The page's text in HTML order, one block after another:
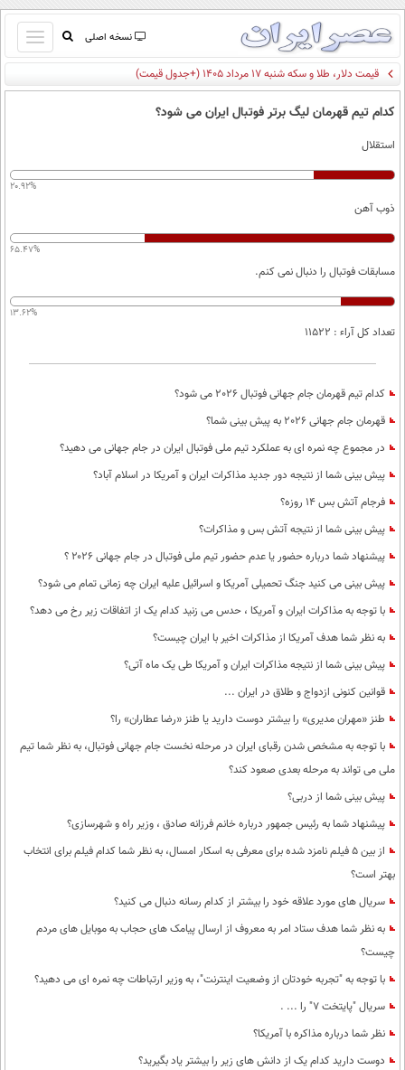
نسخه اصلی
باز
و
بسته
صفحه اول
تماس با ما
نظرسنجی
پیوند ها
سلامت
یک برش دانایی
سیاست خارجی
فرهنگ و هنر
علم و دانش
علمی
گوناگون
سرگرمی
مجله تصویری سلاح
فیلم
سیاست
فناوری
محیط زیست
فرهنگی
بین الملل
داستان کوتاه
روانشناسی
کدام تیم قهرمان لیگ برتر فوتبال ایران می شود؟
استقلال
20.92%
ذوب آهن
65.47%
مسابقات فوتبال را دنبال نمی کنم.
13.62%
تعداد کل آراء : 11522
کدام تیم قهرمان جام جهانی فوتبال 2026 می شود؟
قهرمان جام جهانی 2026 به پیش بینی شما؟
در مجموع چه نمره ای به عملکرد تیم ملی فوتبال ایران در جام جهانی می دهید؟
پیش بینی شما از نتیجه دور جدید مذاکرات ایران و آمریکا در اسلام آباد؟
فرجام آتش بس 14 روزه؟
پیش بینی شما از نتیجه آتش بس و مذاکرات؟
پیشنهاد شما درباره حضور یا عدم حضور تیم ملی فوتبال در جام جهانی ۲۰۲۶ ؟
پیش بینی می کنید جنگ تحمیلی آمریکا و اسرائیل علیه ایران چه زمانی تمام می شود؟
با توجه به مذاکرات ایران و آمریکا ، حدس می زنید کدام یک از اتفاقات زیر رخ می دهد؟
به نظر شما هدف آمریکا از مذاکرات اخیر با ایران چیست؟
پیش بینی شما از نتیجه مذاکرات ایران و آمریکا طی یک ماه آتی؟
قوانین کنونی ازدواج و طلاق در ایران ...
طنز «مهران مدیری» را بیشتر دوست دارید یا طنز «رضا عطاران» را؟
با توجه به مشخص شدن رقبای ایران در مرحله نخست جام جهانی فوتبال، به نظر شما تیم
ملی می تواند به مرحله بعدی صعود کند؟
پیش بینی شما از دربی؟
پیشنهاد شما به رئیس جمهور درباره خانم فرزانه صادق ، وزیر راه و شهرسازی؟
از بین 5 فیلم نامزد شده برای معرفی به اسکار امسال، به نظر شما کدام فیلم برای انتخاب
بهتر است؟
سریال های مورد علاقه خود را بیشتر از کدام رسانه دنبال می کنید؟
به نظر شما هدف ستاد امر به معروف از ارسال پیامک های حجاب به موبایل های مردم
چیست؟
با توجه به "تجربه خودتان از وضعیت اینترنت"، به وزیر ارتباطات چه نمره ای می دهید؟
سریال "پایتخت 7" را ... .
نظر شما درباره مذاکره با آمریکا؟
دوست دارید کدام یک از دانش های زیر را بیشتر یاد بگیرید؟